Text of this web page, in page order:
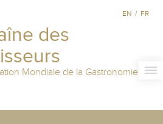
des
Mondiale de la Gastronomie
EN / FR